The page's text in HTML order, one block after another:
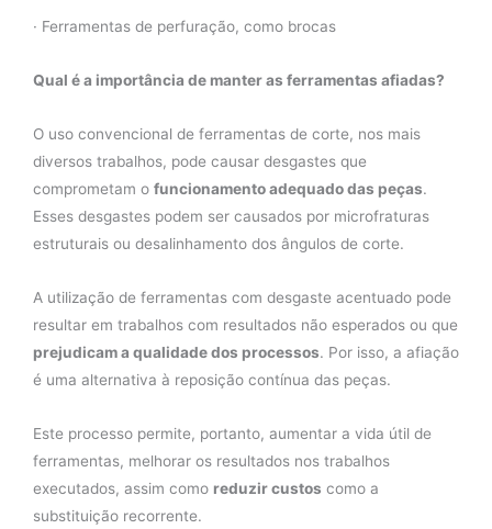
· Ferramentas de perfuração, como brocas
Qual é a importância de manter as ferramentas afiadas?
O uso convencional de ferramentas de corte, nos mais
diversos trabalhos, pode causar desgastes que
comprometam o funcionamento adequado das peças.
Esses desgastes podem ser causados por microfraturas
estruturais ou desalinhamento dos ângulos de corte.
A utilização de ferramentas com desgaste acentuado pode
resultar em trabalhos com resultados não esperados ou que
prejudicam a qualidade dos processos. Por isso, a afiação
é uma alternativa à reposição contínua das peças.
Este processo permite, portanto, aumentar a vida útil de
ferramentas, melhorar os resultados nos trabalhos
executados, assim como reduzir custos como a
substituição recorrente.